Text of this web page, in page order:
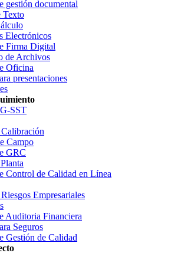
gestión documental
Texto
Electrónicos
Firma Digital
de Archivos
Oficina
presentaciones
SST
Campo
GRC
Control de Calidad en Línea
Empresariales
Auditoria Financiera
Seguros
Gestión de Calidad